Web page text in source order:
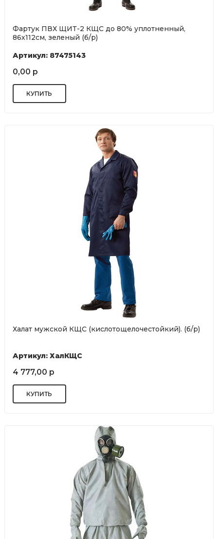
Фартук ПВХ ЩИТ-2 КЩС до 80% уплотненный,
86х112см, зеленый (б/р)
Артикул: 87475143
0,00 р
Халат мужской КЩС (кислотощелочестойкий). (б/р)
Артикул: ХалКЩС
4 777,00 р